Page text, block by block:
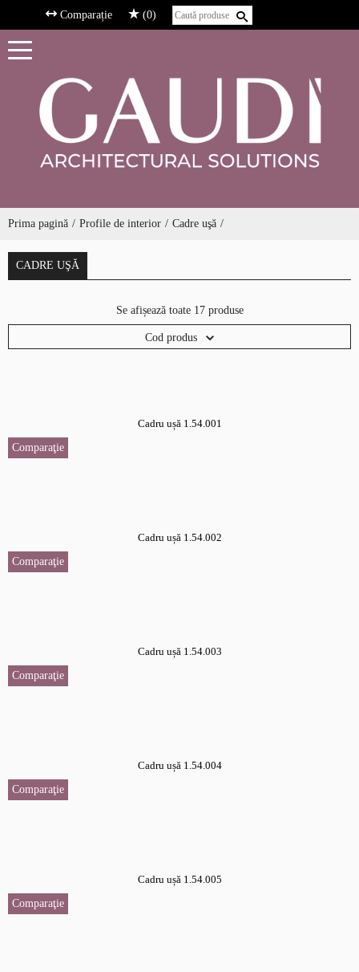
Comparație (0)
Prima pagină Profile de interior Cadre uşă
CADRE UŞĂ
Se afișează toate 17 produse
Cod produs
Cadru ușă 1.54.001
Comparaţie
Cadru ușă 1.54.002
Comparaţie
Cadru ușă 1.54.003
Comparaţie
Cadru ușă 1.54.004
Comparaţie
Cadru ușă 1.54.005
Comparaţie